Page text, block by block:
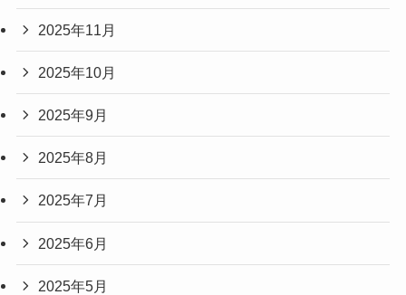
2025年11月
2025年10月
2025年9月
2025年8月
2025年7月
2025年6月
2025年5月